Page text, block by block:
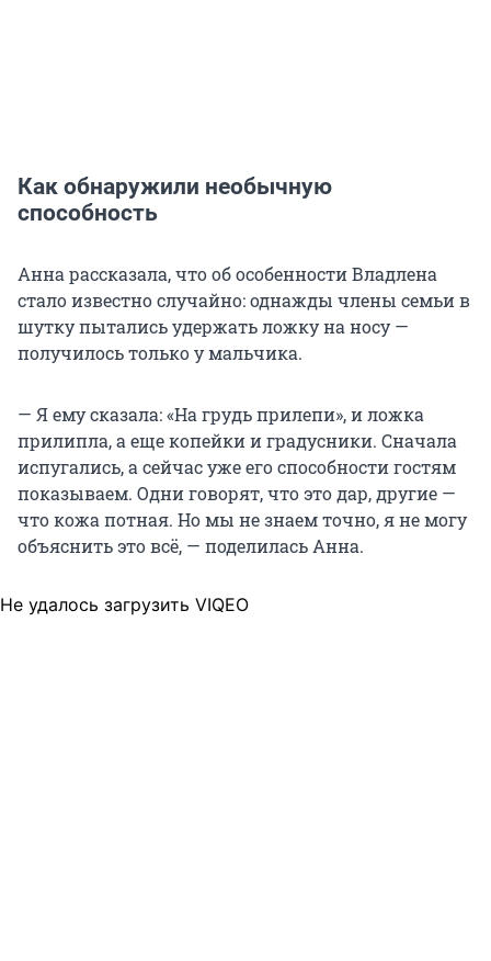
Как обнаружили необычную
способность
Анна рассказала, что об особенности Владлена
стало известно случайно: однажды члены семьи в
шутку пытались удержать ложку на носу —
получилось только у мальчика.
— Я ему сказала: «На грудь прилепи», и ложка
прилипла, а еще копейки и градусники. Сначала
испугались, а сейчас уже его способности гостям
показываем. Одни говорят, что это дар, другие —
что кожа потная. Но мы не знаем точно, я не могу
объяснить это всё, — поделилась Анна.
Не удалось загрузить VIQEO